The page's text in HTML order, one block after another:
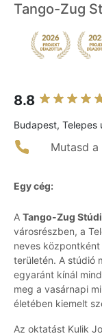
Tango-Zug
8.8
Budapest, Telepes
Mutasd
Egy cég:
A Tango-Zug
városrészben, a
neves
területén. A stúdió
egyaránt kínál
meg a vasárnapi
életében kiemelt
Az oktatást Kulik